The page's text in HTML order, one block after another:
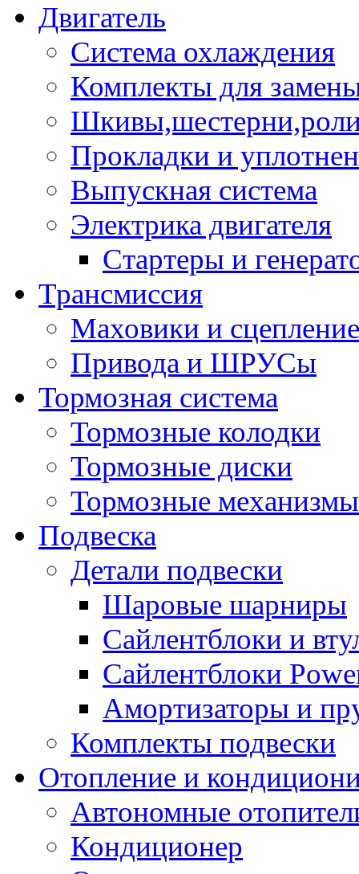
Двигатель
Система охлаждения
Комплекты для
Прокладки и
Выпускная система
Электрика двигателя
Стартеры и
Трансмиссия
Маховики и сцепление
Привода и ШРУСы
Тормозная система
Тормозные колодки
Тормозные диски
Тормозные механизмы
Подвеска
Детали подвески
Шаровые шарниры
Сайлентблоки и
Сайлентблоки
Амортизаторы и
Комплекты подвески
Отопление и
Автономные
Кондиционер